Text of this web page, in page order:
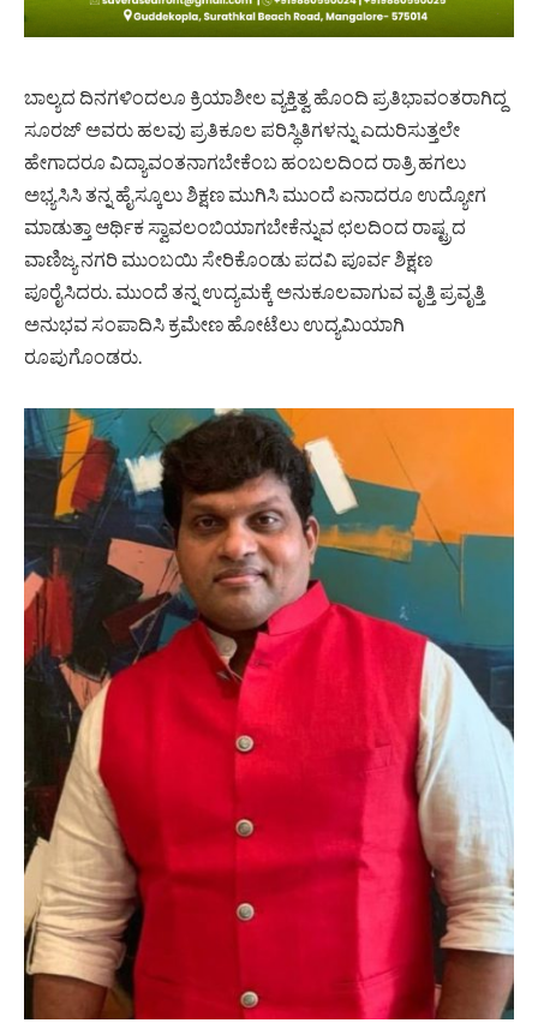
ಬಾಲ್ಯದ ದಿನಗಳಿಂದಲೂ ಕ್ರಿಯಾಶೀಲ ವ್ಯಕ್ತಿತ್ವ ಹೊಂದಿ ಪ್ರತಿಭಾವಂತರಾಗಿದ್ದ
ಸೂರಜ್ ಅವರು ಹಲವು ಪ್ರತಿಕೂಲ ಪರಿಸ್ಥಿತಿಗಳನ್ನು ಎದುರಿಸುತ್ತಲೇ
ಹೇಗಾದರೂ ವಿದ್ಯಾವಂತನಾಗಬೇಕೆಂಬ ಹಂಬಲದಿಂದ ರಾತ್ರಿ ಹಗಲು
ಅಭ್ಯಸಿಸಿ ತನ್ನ ಹೈಸ್ಕೂಲು ಶಿಕ್ಷಣ ಮುಗಿಸಿ ಮುಂದೆ ಏನಾದರೂ ಉದ್ಯೋಗ
ಮಾಡುತ್ತಾ ಆರ್ಥಿಕ ಸ್ವಾವಲಂಬಿಯಾಗಬೇಕೆನ್ನುವ ಛಲದಿಂದ ರಾಷ್ಟ್ರದ
ವಾಣಿಜ್ಯ ನಗರಿ ಮುಂಬಯಿ ಸೇರಿಕೊಂಡು ಪದವಿ ಪೂರ್ವ ಶಿಕ್ಷಣ
ಪೂರೈಸಿದರು. ಮುಂದೆ ತನ್ನ ಉದ್ಯಮಕ್ಕೆ ಅನುಕೂಲವಾಗುವ ವೃತ್ತಿ ಪ್ರವೃತ್ತಿ
ಅನುಭವ ಸಂಪಾದಿಸಿ ಕ್ರಮೇಣ ಹೋಟೆಲು ಉದ್ಯಮಿಯಾಗಿ
ರೂಪುಗೊಂಡರು.